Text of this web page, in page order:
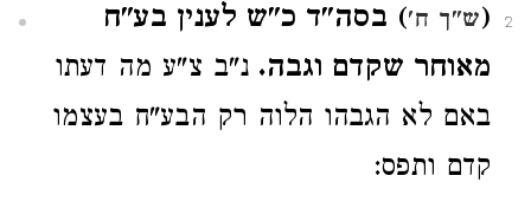
2
(ש"ך ח') בסה"ד כ"ש לענין בע"ח
מאוחר שקדם וגבה. נ"ב צ"ע מה דעתו
באם לא הגבהו הלוה רק הבע"ח בעצמו
קדם ותפס: